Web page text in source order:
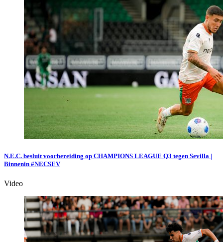
N.E.C. besluit voorbereiding op CHAMPIONS LEAGUE Q3 tegen Sevilla |
Binnenin #NECSEV
Video